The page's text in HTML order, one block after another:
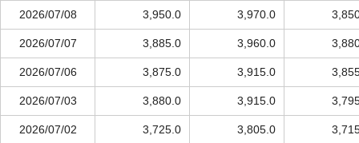
2026/07/08 3,950.0 3,970.0
2026/07/07 3,885.0 3,960.0
2026/07/06 3,875.0 3,915.0
2026/07/03 3,880.0 3,915.0
2026/07/02 3,725.0 3,805.0